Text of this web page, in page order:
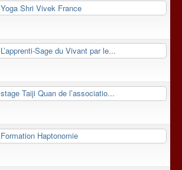
Yoga Shri Vivek France
L’apprenti-Sage du Vivant par le...
stage Taiji Quan de l’associatio...
Formation Haptonomie